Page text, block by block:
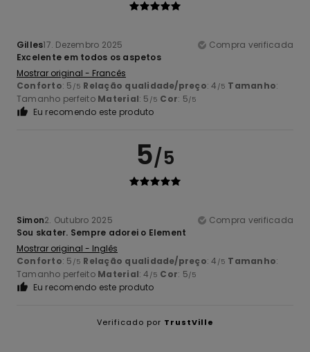
Gilles17. Dezembro 2025
Compra verificada
Excelente em todos os aspetos
Mostrar original - Francês
Conforto: 5 /5 Relação qualidade/preço: 4 /5 Tamanho:
Tamanho perfeito Material: 5 /5 Cor: 5/5
Eu recomendo este produto
5/5
Simon2. Outubro 2025
Compra verificada
Sou skater. Sempre adorei o Element
Mostrar original - Inglês
Conforto: 5 /5 Relação qualidade/preço: 4 /5 Tamanho:
Tamanho perfeito Material: 4 /5 Cor: 5/5
Eu recomendo este produto
Verificado por TrustVille